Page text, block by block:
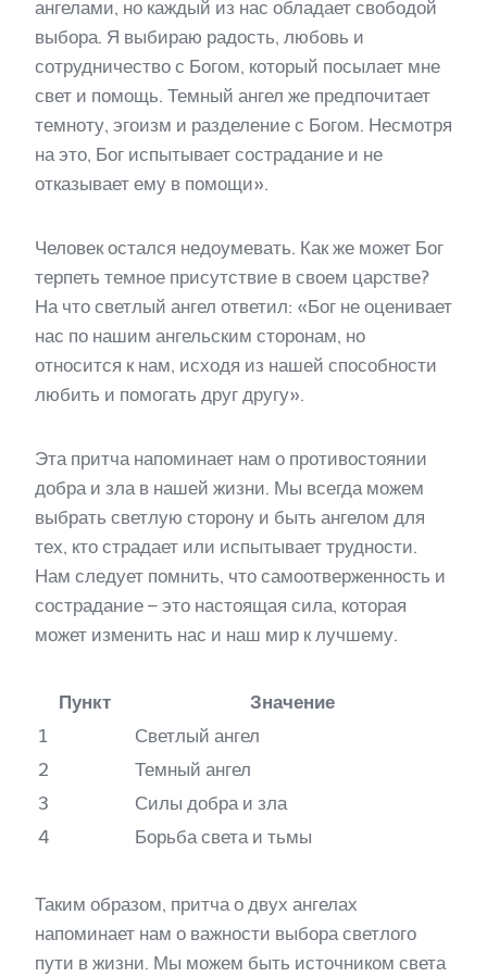
ангелами, но каждый из нас обладает свободой
выбора. Я выбираю радость, любовь и
сотрудничество с Богом, который посылает мне
свет и помощь. Темный ангел же предпочитает
темноту, эгоизм и разделение с Богом. Несмотря
на это, Бог испытывает сострадание и не
отказывает ему в помощи».
Человек остался недоумевать. Как же может Бог
терпеть темное присутствие в своем царстве?
На что светлый ангел ответил: «Бог не оценивает
нас по нашим ангельским сторонам, но
относится к нам, исходя из нашей способности
любить и помогать друг другу».
Эта притча напоминает нам о противостоянии
добра и зла в нашей жизни. Мы всегда можем
выбрать светлую сторону и быть ангелом для
тех, кто страдает или испытывает трудности.
Нам следует помнить, что самоотверженность и
сострадание – это настоящая сила, которая
может изменить нас и наш мир к лучшему.
Пункт
Значение
1
Светлый ангел
2
Темный ангел
3
Силы добра и зла
4
Борьба света и тьмы
Таким образом, притча о двух ангелах
напоминает нам о важности выбора светлого
пути в жизни. Мы можем быть источником света